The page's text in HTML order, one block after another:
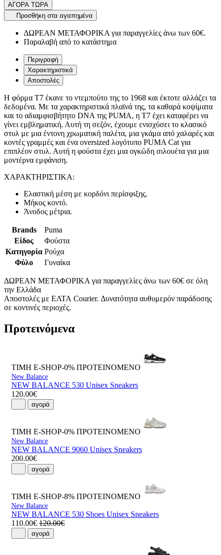
ΑΓΟΡΑ ΤΩΡΑ
Προσθήκη στα αγαπημένα
ΔΩΡΕΑΝ ΜΕΤΑΦΟΡΙΚΑ για παραγγελίες άνω των 60€.
Παραλαβή από το κατάστημα
Περιγραφή
Χαρακτηριστικά
Αποστολές
Η φόρμα T7 έκανε το ντεμπούτο της το 1968 και έκτοτε αλλάζει τα
δεδομένα. Με τα χαρακτηριστικά πλαϊνά της, τα καθαρά κοψίματα
και το αδιαμφισβήτητο DNA της PUMA, η T7 έχει καταφέρει να
γίνει εμβληματική. Αυτή τη σεζόν, έχουμε ενισχύσει το κλασικό
στυλ με μια έντονη χρωματική παλέτα, μια γκάμα από χαλαρές και
κοντές γραμμές και ένα oversized λογότυπο PUMA Cat για
επιπλέον στυλ. Αυτή η φούστα έχει μια ογκώδη σιλουέτα για μια
μοντέρνα εμφάνιση.
ΧΑΡΑΚΤΗΡΙΣΤΙΚΑ:
Ελαστική μέση με κορδόνι περίσφιξης.
Μήκος κοντό.
Άνοδος μέτρια.
Brands
Puma
Είδος
Φούστα
Κατηγορία Ρούχα
Φύλο
Γυναίκα
ΔΩΡΕΑΝ ΜΕΤΑΦΟΡΙΚΑ για παραγγελίες άνω των 60€ σε όλη
την Ελλάδα
Αποστολές με ΕΛΤΑ Courier. Δυνατότητα αυθυμερόν παράδοσης
σε κοντινές περιοχές.
Προτεινόμενα
ΤΙΜΗ E-SHOP-0% ΠΡΟΤΕΙΝΟΜΕΝΟ
New Balance
NEW BALANCE 530 Unisex Sneakers
120.00€
αγορά
ΤΙΜΗ E-SHOP-0% ΠΡΟΤΕΙΝΟΜΕΝΟ
New Balance
NEW BALANCE 9060 Unisex Sneakers
200.00€
αγορά
ΤΙΜΗ E-SHOP-8% ΠΡΟΤΕΙΝΟΜΕΝΟ
New Balance
NEW BALANCE 530 Shoes Unisex Sneakers
110.00€ 120.00€
αγορά